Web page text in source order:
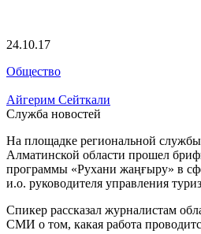
24.10.17
Общество
Айгерим Сейткали
Служба новостей
На площадке региональной
Алматинской области прошел
программы «Рухани жаңғыру» в
и.о. руководителя управления
Спикер рассказал журналистам
СМИ о том, какая работа